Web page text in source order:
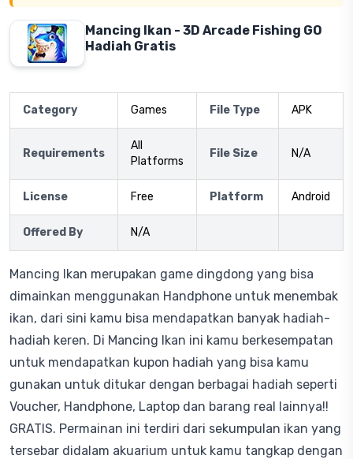
Mancing Ikan - 3D Arcade Fishing GO
Hadiah Gratis
Category Games File Type APK
Requirements
All
Platforms
File Size N/A
License Free Platform Android
Offered By N/A
Mancing Ikan merupakan game dingdong yang bisa
dimainkan menggunakan Handphone untuk menembak
ikan, dari sini kamu bisa mendapatkan banyak hadiah-
hadiah keren. Di Mancing Ikan ini kamu berkesempatan
untuk mendapatkan kupon hadiah yang bisa kamu
gunakan untuk ditukar dengan berbagai hadiah seperti
Voucher, Handphone, Laptop dan barang real lainnya!!
GRATIS. Permainan ini terdiri dari sekumpulan ikan yang
tersebar didalam akuarium untuk kamu tangkap dengan